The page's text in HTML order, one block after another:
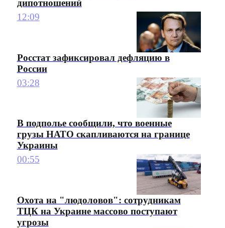
дипотношений
12:09
Росстат зафиксировал дефляцию в
России
03:28
В подполье сообщили, что военные
грузы НАТО скапливаются на границе
Украины
00:55
Охота на "людоловов": сотрудникам
ТЦК на Украине массово поступают
угрозы